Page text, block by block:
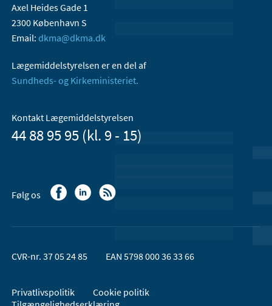
Axel Heides Gade 1
2300 København S
Email: dkma@dkma.dk
Lægemiddelstyrelsen er en del af
Sundheds- og Kirkeministeriet.
Kontakt Lægemiddelstyrelsen
44 88 95 95 (kl. 9 - 15)
Følg os
CVR-nr. 37 05 24 85 EAN 5798 000 36 33 66
Privatlivspolitik
Cookie politik